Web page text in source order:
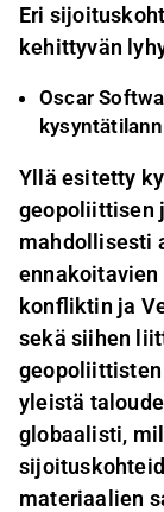
Eri
kehittyvän
Oscar
Yllä esitetty
geopoliittisen
mahdollisesti
konfliktin ja
sekä siihen
yleistä
globaalisti,
materiaalien